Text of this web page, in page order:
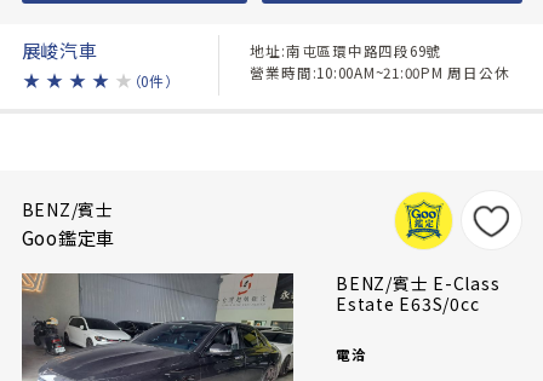
展峻汽車
★ ★ ★ ★ ★ （0件）
地址:南屯區環中路四段69號
營業時間:10:00AM~21:00PM 周日公休
BENZ/賓士
Goo鑑定車
BENZ/賓士 E-Class
Estate E63S/0cc
電洽